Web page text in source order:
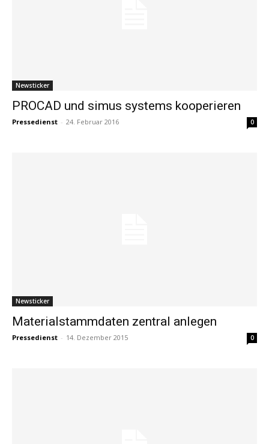
Newsticker
PROCAD und simus systems kooperieren
Pressedienst - 24. Februar 2016 0
Newsticker
Materialstammdaten zentral anlegen
Pressedienst - 14. Dezember 2015 0